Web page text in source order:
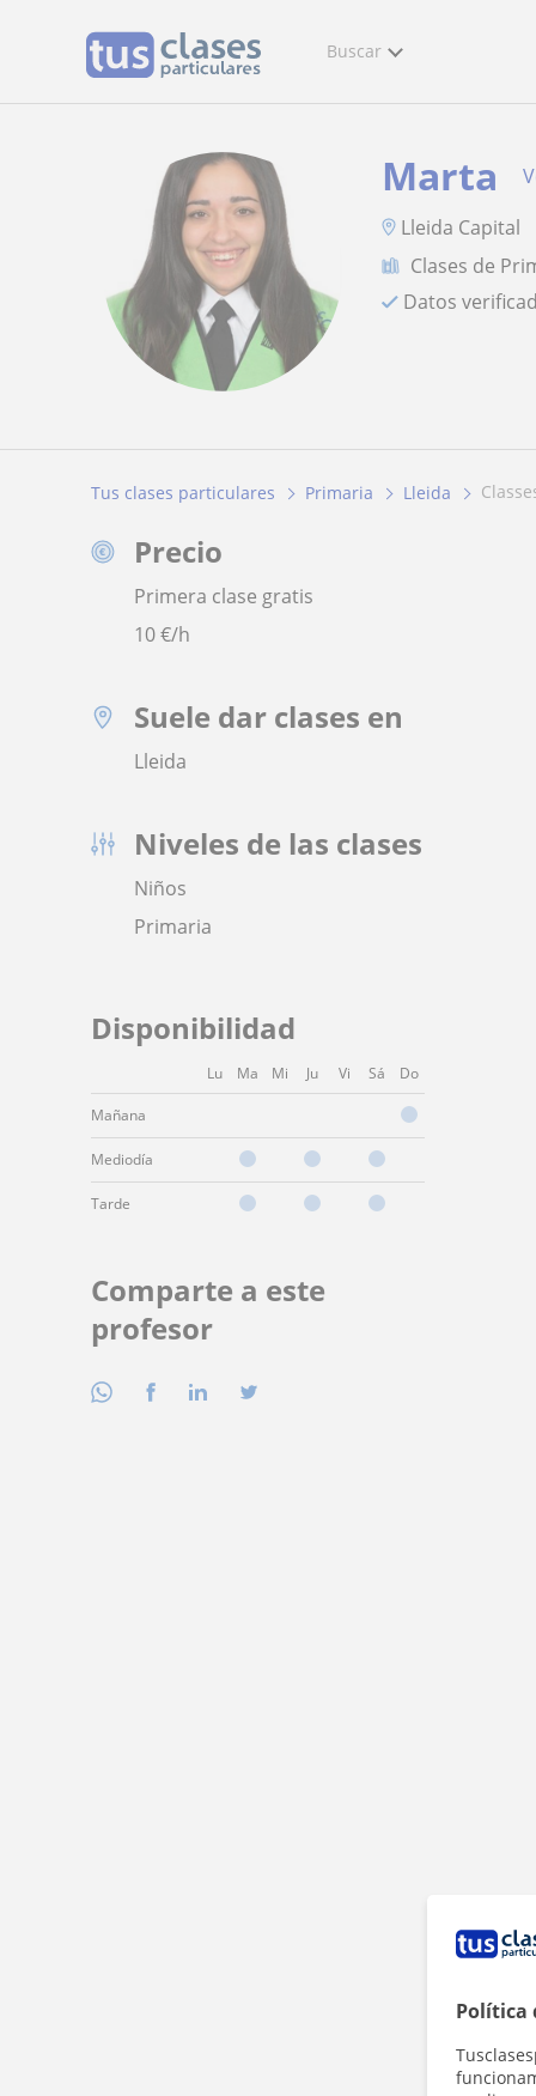
Política
Buscar
Marta
Lleida Capital
Clases de
Datos
Tus clases particulares Primaria Lleida
Precio
Primera clase gratis
10€/h
Suele dar clases en
Lleida
Niveles de las clases
Niños
Primaria
Disponibilidad
Lu Ma Mi Ju Vi Sá Do
Mañana
Mediodía
Tarde
Comparte a este
profesor